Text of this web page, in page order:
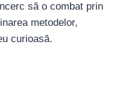
să o combat prin
metodelor,
curioasă.